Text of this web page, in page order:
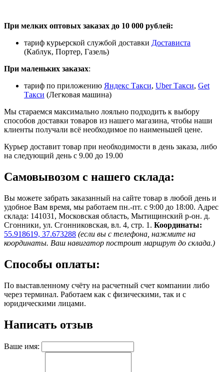
При мелких оптовых заказах до 10 000 рублей:
тариф курьерской службой доставки Достависта
(Каблук, Портер, Газель)
При маленьких заказах:
тариф по приложению Яндекс Такси, Uber Такси, Get
Такси (Легковая машина)
Мы стараемся максимально лояльно подходить к выбору
способов доставки товаров из нашего магазина, чтобы наши
клиенты получали всё необходимое по наименьшей цене.
Курьер доставит товар при необходимости в день заказа, либо
на следующий день с 9.00 до 19.00
Самовывозом с нашего склада:
Вы можете забрать заказанный на сайте товар в любой день и
удобное Вам время, мы работаем пн.-пт. с 9:00 до 18:00. Адрес
склада: 141031, Московская область, Мытищинский р-он. д.
Сгонники, ул. Сгонниковская, вл. 4, стр. 1. Координаты:
55.918619, 37.673288 (если вы с телефона, нажмите на
координаты. Ваш навигатор построит маршрут до склада.)
Способы оплаты:
По выставленному счёту на расчетный счет компании либо
через терминал. Работаем как с физическими, так и с
юридическими лицами.
Написать отзыв
Ваше имя: